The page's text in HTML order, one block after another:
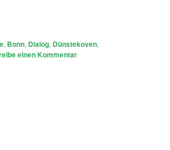
, Bonn, Dialog, Dünstekoven,
einen Kommentar